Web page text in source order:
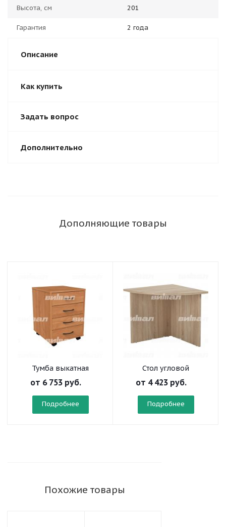
Высота, см 201
Гарантия 2 года
Описание
Как купить
Задать вопрос
Дополнительно
Дополняющие товары
Тумба выкатная
"Директор"
от 6 753 руб.
Подробнее
Стол угловой
"Директор"
от 4 423 руб.
Подробнее
Похожие товары